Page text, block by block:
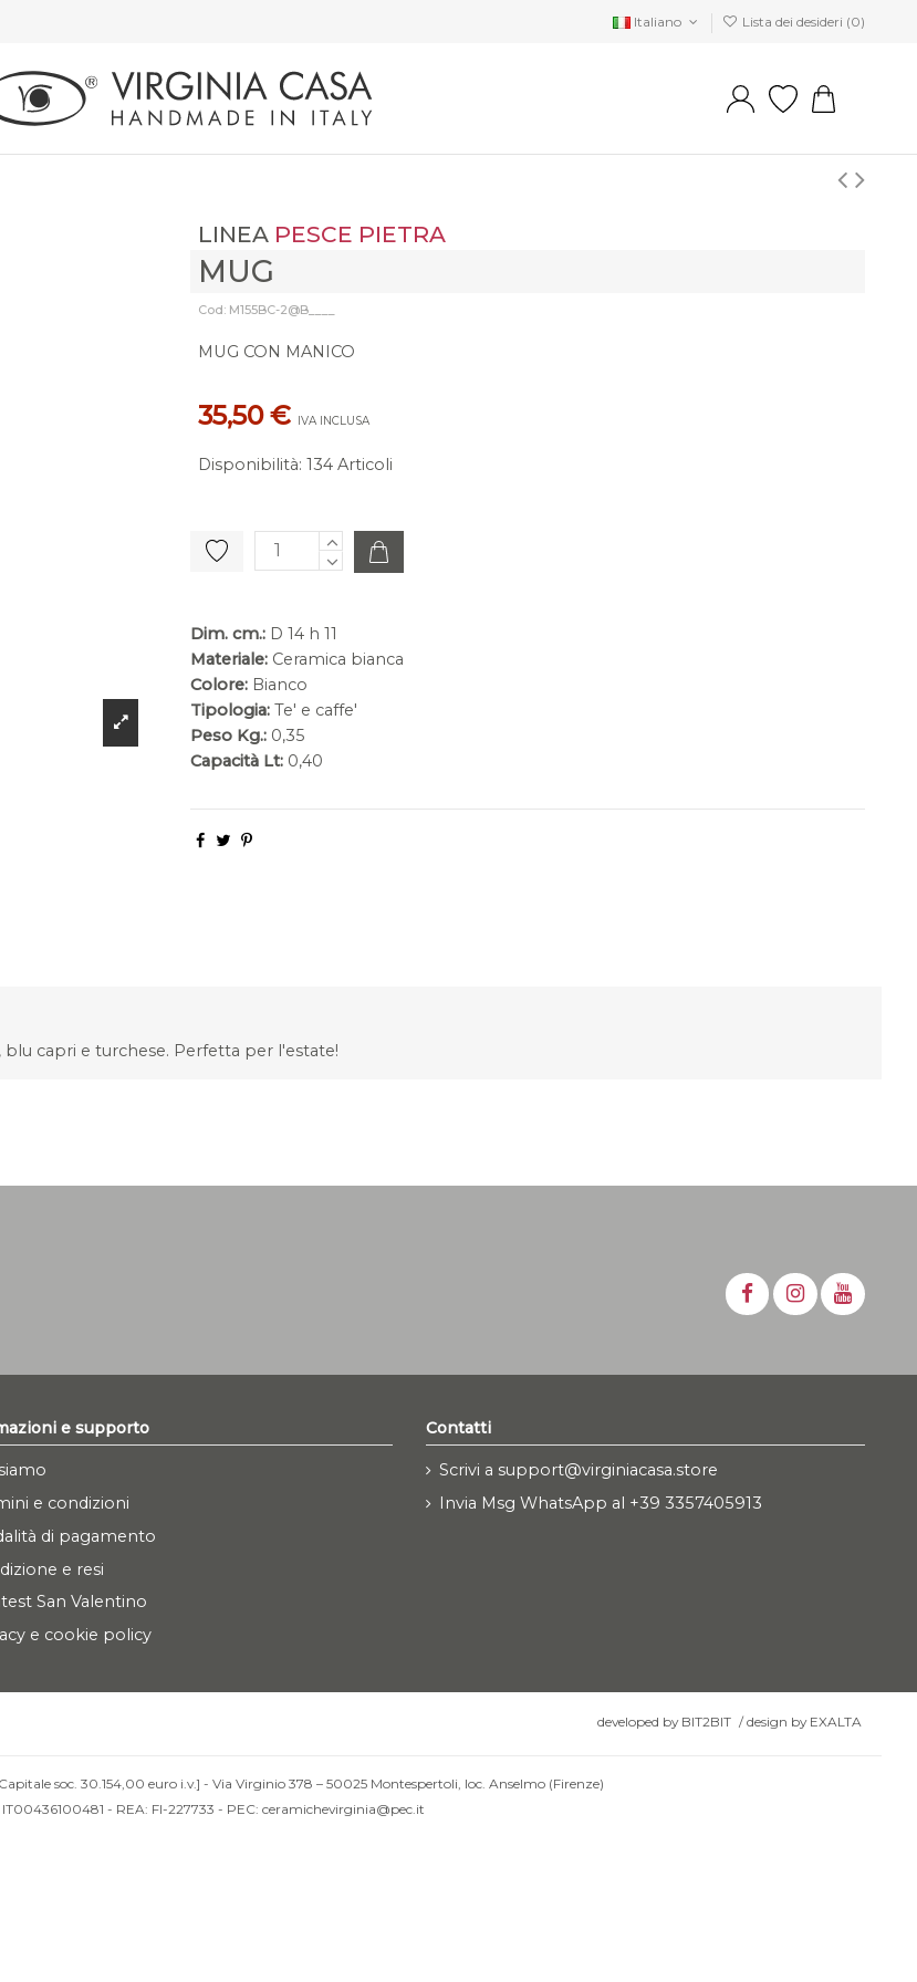
Italiano Lista dei desideri (0)
LINEA PESCE PIETRA
MUG
Cod: M155BC-2@B____
MUG CON MANICO
35,50 € IVA INCLUSA
Disponibilità: 134 Articoli
Dim. cm.: D 14 h 11
Materiale: Ceramica bianca
Colore: Bianco
Tipologia: Te' e caffe'
Peso Kg.: 0,35
Capacità Lt: 0,40
capri e turchese. Perfetta per l'estate!
e supporto
e condizioni
di pagamento
e resi
San Valentino
e cookie policy
Contatti
Scrivi a support@virginiacasa.store
Invia Msg WhatsApp al +39 3357405913
developed by BIT2BIT /design by EXALTA
soc. 30.154,00 euro i.v.] - Via Virginio 378 – 50025 Montespertoli, loc. Anselmo (Firenze)
IT00436100481 - REA: FI-227733 - PEC: ceramichevirginia@pec.it